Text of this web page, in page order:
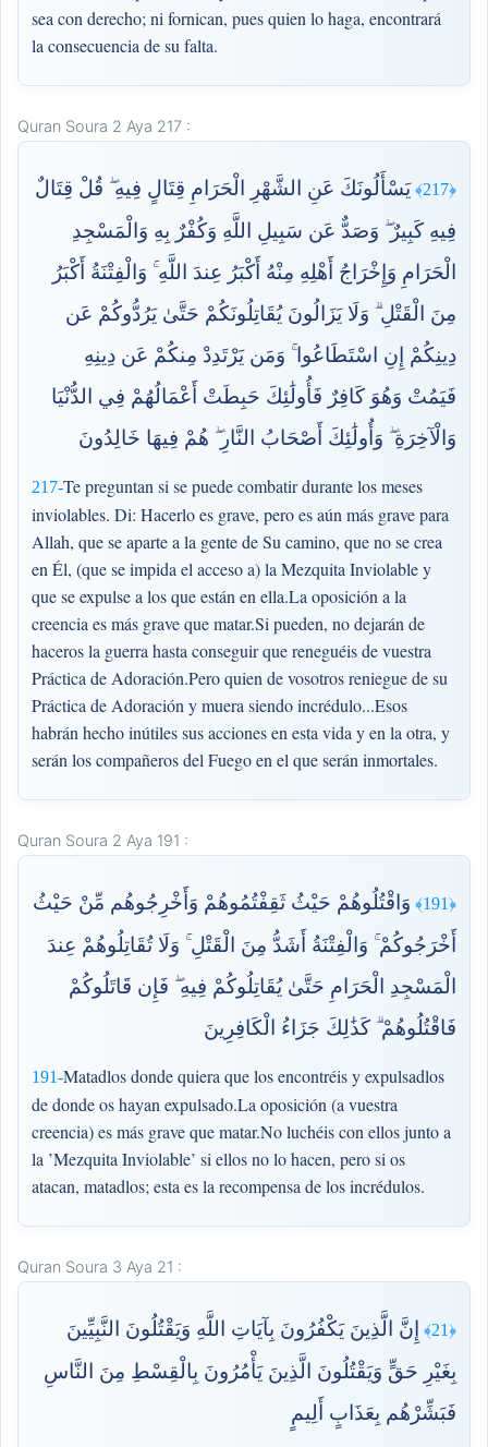
sea con derecho; ni fornican, pues quien lo haga, encontrará
la consecuencia de su falta.
Quran Soura 2 Aya 217 :
﴿217﴾
يَسْأَلُونَكَ عَنِ الشَّهْرِ الْحَرَامِ قِتَالٍ فِيهِ ۖ قُلْ قِتَالٌ
فِيهِ كَبِيرٌ ۖ وَصَدٌّ عَن سَبِيلِ اللَّهِ وَكُفْرٌ بِهِ وَالْمَسْجِدِ
الْحَرَامِ وَإِخْرَاجُ أَهْلِهِ مِنْهُ أَكْبَرُ عِندَ اللَّهِ ۚ وَالْفِتْنَةُ أَكْبَرُ
مِنَ الْقَتْلِ ۗ وَلَا يَزَالُونَ يُقَاتِلُونَكُمْ حَتَّىٰ يَرُدُّوكُمْ عَن
دِينِكُمْ إِنِ اسْتَطَاعُوا ۚ وَمَن يَرْتَدِدْ مِنكُمْ عَن دِينِهِ
فَيَمُتْ وَهُوَ كَافِرٌ فَأُولَٰئِكَ حَبِطَتْ أَعْمَالُهُمْ فِي الدُّنْيَا
وَالْآخِرَةِ ۖ وَأُولَٰئِكَ أَصْحَابُ النَّارِ ۖ هُمْ فِيهَا خَالِدُونَ
217-Te preguntan si se puede combatir durante los meses
inviolables. Di: Hacerlo es grave, pero es aún más grave para
Allah, que se aparte a la gente de Su camino, que no se crea
en Él, (que se impida el acceso a) la Mezquita Inviolable y
que se expulse a los que están en ella.La oposición a la
creencia es más grave que matar.Si pueden, no dejarán de
haceros la guerra hasta conseguir que reneguéis de vuestra
Práctica de Adoración.Pero quien de vosotros reniegue de su
Práctica de Adoración y muera siendo incrédulo...Esos
habrán hecho inútiles sus acciones en esta vida y en la otra, y
serán los compañeros del Fuego en el que serán inmortales.
Quran Soura 2 Aya 191 :
﴿191﴾
وَاقْتُلُوهُمْ حَيْثُ ثَقِفْتُمُوهُمْ وَأَخْرِجُوهُم مِّنْ حَيْثُ
أَخْرَجُوكُمْ ۚ وَالْفِتْنَةُ أَشَدُّ مِنَ الْقَتْلِ ۚ وَلَا تُقَاتِلُوهُمْ عِندَ
الْمَسْجِدِ الْحَرَامِ حَتَّىٰ يُقَاتِلُوكُمْ فِيهِ ۖ فَإِن قَاتَلُوكُمْ
فَاقْتُلُوهُمْ ۗ كَذَٰلِكَ جَزَاءُ الْكَافِرِينَ
191-Matadlos donde quiera que los encontréis y expulsadlos
de donde os hayan expulsado.La oposición (a vuestra
creencia) es más grave que matar.No luchéis con ellos junto a
la ’Mezquita Inviolable’ si ellos no lo hacen, pero si os
atacan, matadlos; esta es la recompensa de los incrédulos.
Quran Soura 3 Aya 21 :
﴿21﴾
إِنَّ الَّذِينَ يَكْفُرُونَ بِآيَاتِ اللَّهِ وَيَقْتُلُونَ النَّبِيِّينَ
بِغَيْرِ حَقٍّ وَيَقْتُلُونَ الَّذِينَ يَأْمُرُونَ بِالْقِسْطِ مِنَ النَّاسِ
فَبَشِّرْهُم بِعَذَابٍ أَلِيمٍ